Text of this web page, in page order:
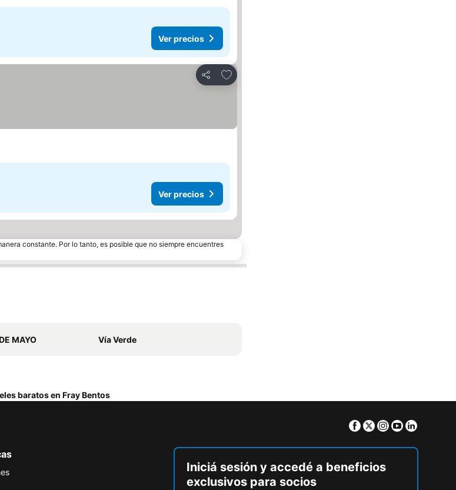
Ver precios
Compartir
Añadir a favoritos
Ver precios
constante. Por lo tanto, es posible que no siempre encuentres
MAYO Vía Verde
baratos en Fray Bentos
Facebook
TwitterInstagram
Youtube
Iniciá sesión y accedé a beneficios
exclusivos para socios